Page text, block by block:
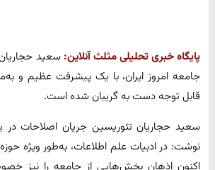
پایگاه خبری تحلیلی مثلث آنلاین: سعید
جامعه امروز ایران، با یک پیشرفت عظیم و
قابل توجه دست به گریبان شده است.
سعید حجاریان تئوریسین جریان اصلاحات در
نوشت: در ادبیات علم اطلاعات، به‌طور ویژه
اکنون اذهان بخش‌هایی از جامعه را نیز